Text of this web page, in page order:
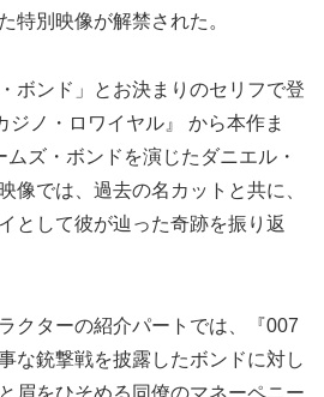
特別映像が解禁された。
ボンド」とお決まりのセリフで登
ジノ・ロワイヤル』 から本作ま
ズ・ボンドを演じたダニエル・
像では、過去の名カットと共に、
として彼が辿った奇跡を振り返
クターの紹介パートでは、『007
な銃撃戦を披露したボンドに対し
眉をひそめる同僚のマネーペニー